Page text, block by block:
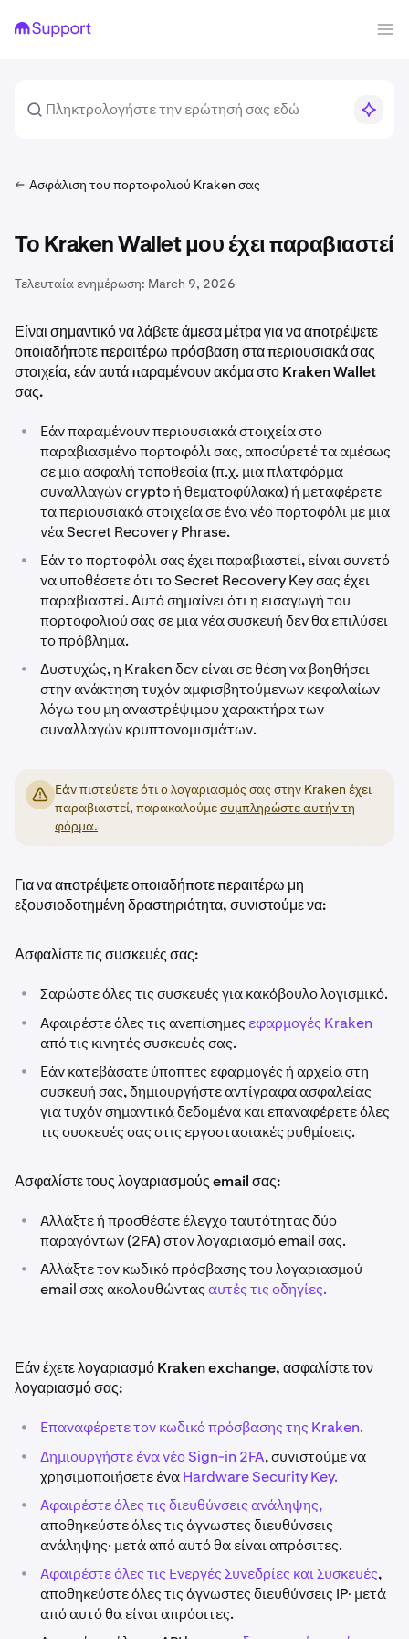
Ασφάλιση του πορτοφολιού Kraken σας
Το Kraken Wallet μου έχει παραβιαστεί
Τελευταία ενημέρωση: March 9, 2026
Είναι σημαντικό να λάβετε άμεσα μέτρα για να αποτρέψετε
οποιαδήποτε περαιτέρω πρόσβαση στα περιουσιακά σας
στοιχεία, εάν αυτά παραμένουν ακόμα στο Kraken Wallet
σας.
•
Εάν παραμένουν περιουσιακά στοιχεία στο
παραβιασμένο πορτοφόλι σας, αποσύρετέ τα αμέσως
σε μια ασφαλή τοποθεσία (π.χ. μια πλατφόρμα
συναλλαγών crypto ή θεματοφύλακα) ή μεταφέρετε
τα περιουσιακά στοιχεία σε ένα νέο πορτοφόλι με μια
νέα Secret Recovery Phrase.
•
Εάν το πορτοφόλι σας έχει παραβιαστεί, είναι συνετό
να υποθέσετε ότι το Secret Recovery Key σας έχει
παραβιαστεί. Αυτό σημαίνει ότι η εισαγωγή του
πορτοφολιού σας σε μια νέα συσκευή δεν θα επιλύσει
το πρόβλημα.
•
Δυστυχώς, η Kraken δεν είναι σε θέση να βοηθήσει
στην ανάκτηση τυχόν αμφισβητούμενων κεφαλαίων
λόγω του μη αναστρέψιμου χαρακτήρα των
συναλλαγών κρυπτονομισμάτων.
Εάν πιστεύετε ότι ο λογαριασμός σας στην Kraken έχει
παραβιαστεί, παρακαλούμεσυμπληρώστε αυτήν τη
φόρμα.
Για να αποτρέψετε οποιαδήποτε περαιτέρω μη
εξουσιοδοτημένη δραστηριότητα, συνιστούμε να:
Ασφαλίστε τις συσκευές σας:
• Σαρώστε όλες τις συσκευές για κακόβουλο λογισμικό.
• Αφαιρέστε όλες τις ανεπίσημες εφαρμογές Kraken
από τις κινητές συσκευές σας.
•
Εάν κατεβάσατε ύποπτες εφαρμογές ή αρχεία στη
συσκευή σας, δημιουργήστε αντίγραφα ασφαλείας
για τυχόν σημαντικά δεδομένα και επαναφέρετε όλες
τις συσκευές σας στις εργοστασιακές ρυθμίσεις.
Ασφαλίστε τους λογαριασμούς email σας:
•
Αλλάξτε ή προσθέστε έλεγχο ταυτότητας δύο
παραγόντων (2FA) στον λογαριασμό email σας.
•
Αλλάξτε τον κωδικό πρόσβασης του λογαριασμού
email σας ακολουθώνταςαυτές τις οδηγίες.
Εάν έχετε λογαριασμό Kraken exchange, ασφαλίστε τον
λογαριασμό σας:
• Επαναφέρετε τον κωδικό πρόσβασης της Kraken.
• Δημιουργήστε ένα νέο Sign-in 2FA, συνιστούμε να
χρησιμοποιήσετε έναHardware Security Key.​
•
Αφαιρέστε όλες τις διευθύνσεις ανάληψης,
αποθηκεύστε όλες τις άγνωστες διευθύνσεις
ανάληψης· μετά από αυτό θα είναι απρόσιτες.
• Αφαιρέστε όλες τις Ενεργές Συνεδρίες και Συσκευές,
αποθηκεύστε όλες τις άγνωστες διευθύνσεις IP· μετά
από αυτό θα είναι απρόσιτες.